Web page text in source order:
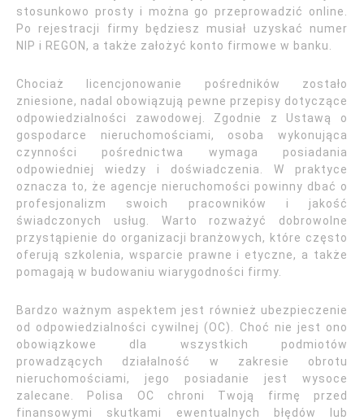
stosunkowo prosty i można go przeprowadzić online.
Po rejestracji firmy będziesz musiał uzyskać numer
NIP i REGON, a także założyć konto firmowe w banku.
Chociaż licencjonowanie pośredników zostało
zniesione, nadal obowiązują pewne przepisy dotyczące
odpowiedzialności zawodowej. Zgodnie z Ustawą o
gospodarce nieruchomościami, osoba wykonująca
czynności pośrednictwa wymaga posiadania
odpowiedniej wiedzy i doświadczenia. W praktyce
oznacza to, że agencje nieruchomości powinny dbać o
profesjonalizm swoich pracowników i jakość
świadczonych usług. Warto rozważyć dobrowolne
przystąpienie do organizacji branżowych, które często
oferują szkolenia, wsparcie prawne i etyczne, a także
pomagają w budowaniu wiarygodności firmy.
Bardzo ważnym aspektem jest również ubezpieczenie
od odpowiedzialności cywilnej (OC). Choć nie jest ono
obowiązkowe dla wszystkich podmiotów
prowadzących działalność w zakresie obrotu
nieruchomościami, jego posiadanie jest wysoce
zalecane. Polisa OC chroni Twoją firmę przed
finansowymi skutkami ewentualnych błędów lub